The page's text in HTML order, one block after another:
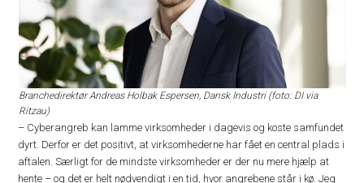
Branchedirektør Andreas Holbak Espersen, Dansk Industri (foto: DI via
Ritzau)
– Cyberangreb kan lamme virksomheder i dagevis og koste samfundet
dyrt. Derfor er det positivt, at virksomhederne har fået en central plads i
aftalen. Særligt for de mindste virksomheder er der nu mere hjælp at
hente – og det er helt nødvendigt i en tid, hvor angrebene står i kø. Jeg